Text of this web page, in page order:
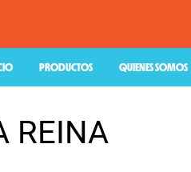
PRODUCTOS QUIENES SOMOS
REINA